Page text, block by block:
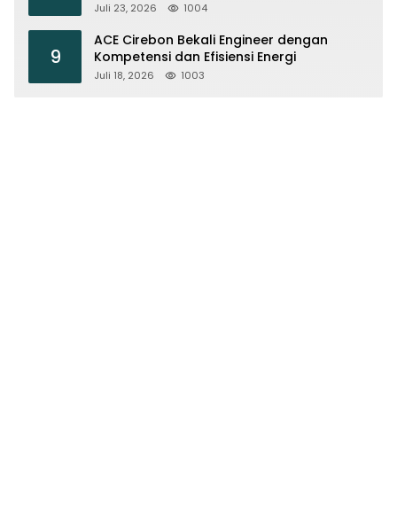
Kijing
Juli 23, 2026 1004
9
ACE Cirebon Bekali Engineer dengan
Kompetensi dan Efisiensi Energi
Juli 18, 2026 1003